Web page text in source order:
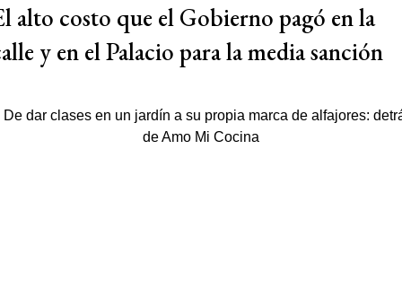
alto costo que el Gobierno pagó en la
y en el Palacio para la media sanción